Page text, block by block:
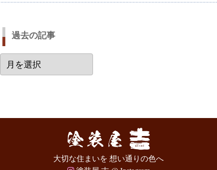
過去の記事
去
大切な住まいを 想い通りの色へ